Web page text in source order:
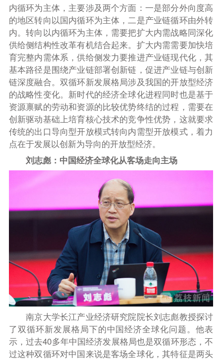
内循环为主体，主要涉及两个方面：一是部分外向度高
的地区转向以国内循环为主体，二是产业链循环由外转
内。转向以内循环为主体，需要把扩大内需战略同深化
供给侧结构性改革有机结合起来。扩大内需需要加快培
育完整内需体系，供给侧发力要推进产业链现代化，其
基本路径是围绕产业链部署创新链，促进产业链与创新
链深度融合。双循环新发展格局涉及我国的开放型经济
的战略性变化。新时代的经济全球化进程同时也是基于
资源禀赋的劳动和资源的比较优势终结的过程，需要在
创新驱动基础上培育核心技术的竞争性优势，这就要求
传统的出口导向型开放模式转向内需型开放模式，着力
点在于发展以创新为导向的开放型经济。
刘志彪： 中国经济全球化从客场走向主场
南京大学长江产业经济研究院院长刘志彪教授探讨
了双循环新发展格局下的中国经济全球化问题。他表
示，过去40多年中国经济发展格局也是双循环形态，不
过这种双循环对中国来说是客场全球化，其特征是两头